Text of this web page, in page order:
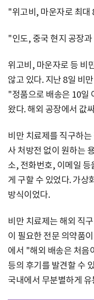
"위고비, 마운자로 최
"인도, 중국 현지 공장
위고비, 마운자로 등 비
않고 있다. 지난 8일 비
"정품으로 배송은 10일
왔다. 해외 공장에서 값
비만 치료제를 직구하
사 처방전 없이 원하는
소, 전화번호, 이메일 등
게 구할 수 있었다. 가상
방식이었다.
비만 치료제는 해외 직
이 필요한 전문 의약품
에서 "해외 배송은 처음
등의 후기를 발견할 수
국내에서 무분별하게